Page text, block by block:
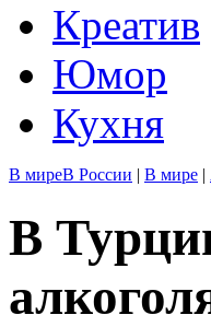
Креатив
Юмор
Кухня
В миреВ России | В мире |
В